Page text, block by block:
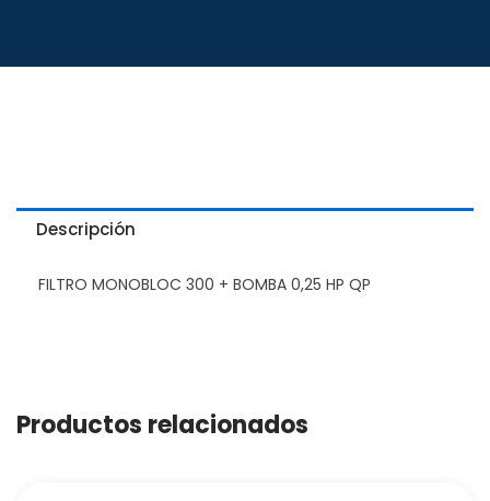
Descripción
FILTRO MONOBLOC 300 + BOMBA 0,25 HP QP
Productos relacionados